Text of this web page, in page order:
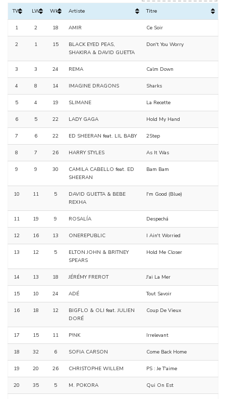
TW LW Wks Artiste Titre
1 2 18 AMIR Ce Soir
2 1 15
BLACK EYED PEAS,
SHAKIRA & DAVID GUETTA
Don't You Worry
3 3 24 REMA Calm Down
4 8 14 IMAGINE DRAGONS Sharks
5 4 19 SLIMANE La Recette
6 5 22 LADY GAGA Hold My Hand
7 6 22 ED SHEERAN feat. LIL BABY 2Step
8 7 26 HARRY STYLES As It Was
9 9 30
CAMILA CABELLO feat. ED
SHEERAN
Bam Bam
10 11 5
DAVID GUETTA & BEBE
REXHA
I'm Good (Blue)
11 19 9 ROSALÍA Despechá
12 16 13 ONEREPUBLIC I Ain't Worried
13 12 5
ELTON JOHN & BRITNEY
SPEARS
Hold Me Closer
14 13 18 JÉRÉMY FREROT J'ai La Mer
15 10 24 ADÉ Tout Savoir
16 18 12
BIGFLO & OLI feat. JULIEN
DORÉ
Coup De Vieux
17 15 11 P!NK Irrelevant
18 32 6 SOFIA CARSON Come Back Home
19 20 26 CHRISTOPHE WILLEM PS : Je T'aime
20 35 5 M. POKORA Qui On Est